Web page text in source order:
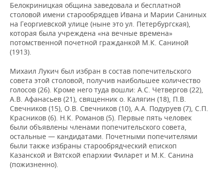
Белокриницкая община заведовала и бесплатной
столовой имени старообрядцев Ивана и Марии Саниных
на Георгиевской улице (ныне это ул. Петербургская),
которая была учреждена «на вечные времена»
потомственной почетной гражданкой М.К. Саниной
(1913).
Михаил Лукич был избран в состав попечительского
совета этой столовой, получив наибольшее количество
голосов (26). Кроме него туда вошли: А.С. Четвергов (22),
А.В. Афанасьев (21), священник о. Калягин (18), П.В.
Свечников (15), О.В. Свечников (10), А.А. Подуруев (7), С.П.
Красников (6). Н.К. Романов (5). Первые пять человек
были объявлены членами попечительского совета,
остальные — кандидатами. Почетными попечителями
были также избраны старообрядческий епископ
Казанской и Вятской епархии Филарет и М.К. Санина
(пожизненно).